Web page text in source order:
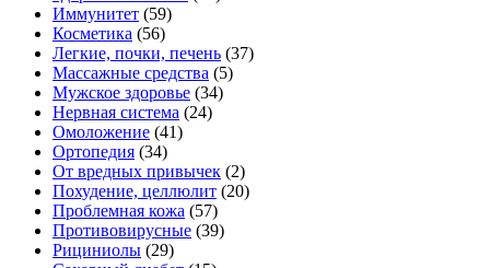
Иммунитет (59)
Косметика (56)
Легкие, почки, печень (37)
Массажные средства (5)
Мужское здоровье (34)
Нервная система (24)
Омоложение (41)
Ортопедия (34)
От вредных привычек (2)
Похудение, целлюлит (20)
Проблемная кожа (57)
Противовирусные (39)
Рициниолы (29)